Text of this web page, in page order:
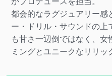
都会的なラグジュアリー感
ー・ドリル・サウンドの上
も甘さ一辺倒ではなく、女
ミングとユニークなリリッ